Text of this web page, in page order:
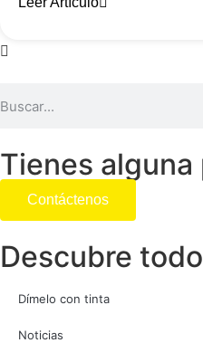
Tienes
Contáctenos
Descubre
Dímelo con tinta
Noticias